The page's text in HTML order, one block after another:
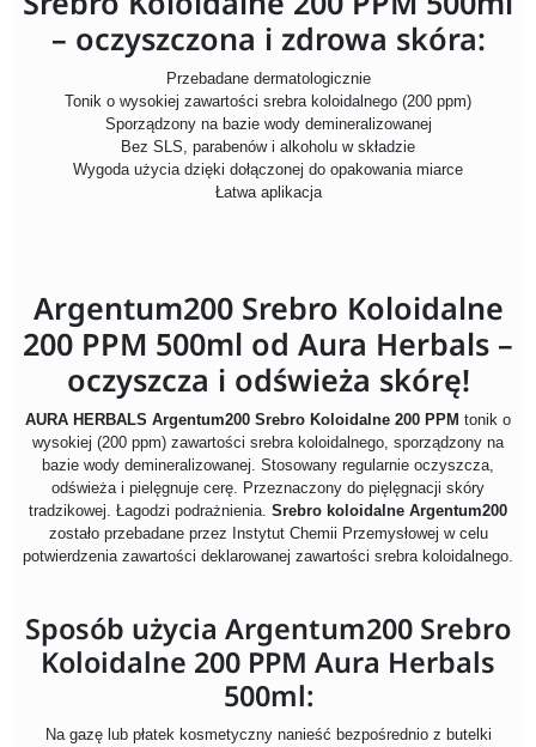
– oczyszczona i zdrowa skóra:
Przebadane dermatologicznie
Tonik o wysokiej zawartości srebra koloidalnego (200 ppm)
Sporządzony na bazie wody demineralizowanej
Bez SLS, parabenów i alkoholu w składzie
Wygoda użycia dzięki dołączonej do opakowania miarce
Łatwa aplikacja
Argentum200 Srebro Koloidalne
200 PPM 500ml od Aura Herbals –
oczyszcza i odświeża skórę!
AURA HERBALS Argentum200 Srebro Koloidalne 200 PPM tonik o
wysokiej (200 ppm) zawartości srebra koloidalnego, sporządzony na
bazie wody demineralizowanej. Stosowany regularnie oczyszcza,
odświeża i pielęgnuje cerę. Przeznaczony do pięlęgnacji skóry
tradzikowej. Łagodzi podrażnienia. Srebro koloidalne Argentum200
zostało przebadane przez Instytut Chemii Przemysłowej w celu
potwierdzenia zawartości deklarowanej zawartości srebra koloidalnego.
Sposób użycia Argentum200 Srebro
Koloidalne 200 PPM Aura Herbals
500ml:
Na gazę lub płatek kosmetyczny nanieść bezpośrednio z butelki